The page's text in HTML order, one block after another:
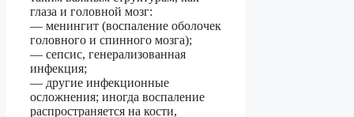
глаза и головной мозг:
— менингит (воспаление оболочек
головного и спинного мозга);
— сепсис, генерализованная
инфекция;
— другие инфекционные
осложнения; иногда воспаление
распространяется на кости,